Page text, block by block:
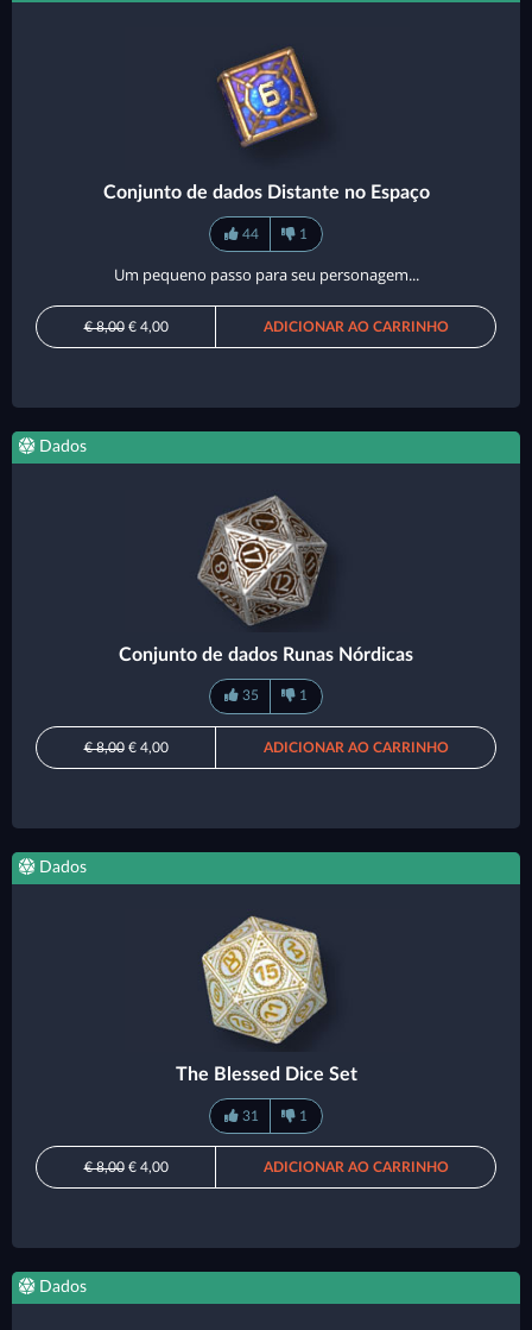
Conjunto de dados Distante no Espaço
44 1
Um pequeno passo para seu personagem...
€ 8,00€ 4,00 ADICIONAR AO CARRINHO
Dados
Conjunto de dados Runas Nórdicas
35 1
€ 8,00€ 4,00 ADICIONAR AO CARRINHO
Dados
The Blessed Dice Set
31 1
€ 8,00€ 4,00 ADICIONAR AO CARRINHO
Dados